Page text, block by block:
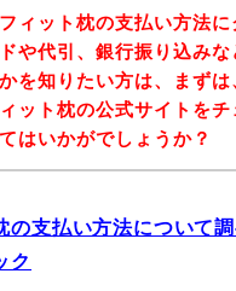
ィット枕の支払い方法に
や代引、銀行振り込みな
を知りたい方は、まずは
ット枕の公式サイトをチ
はいかがでしょうか？
の支払い方法について
ク